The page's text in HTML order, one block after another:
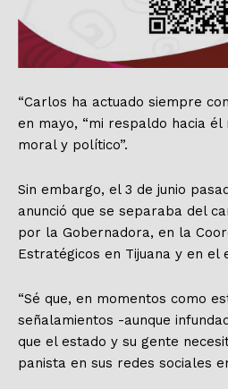
“Carlos ha actuado siempre
en mayo, “mi respaldo hacia
moral y político”.
Sin embargo, el 3 de junio
anunció que se separaba del
por la Gobernadora, en la
Estratégicos en Tijuana y en el
“Sé que, en momentos como
señalamientos -aunque
que el estado y su gente
panista en sus redes sociales